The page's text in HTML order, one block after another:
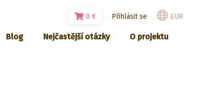
Blog Nejčastější otázky O projektu
0 € Přihlásit se EUR